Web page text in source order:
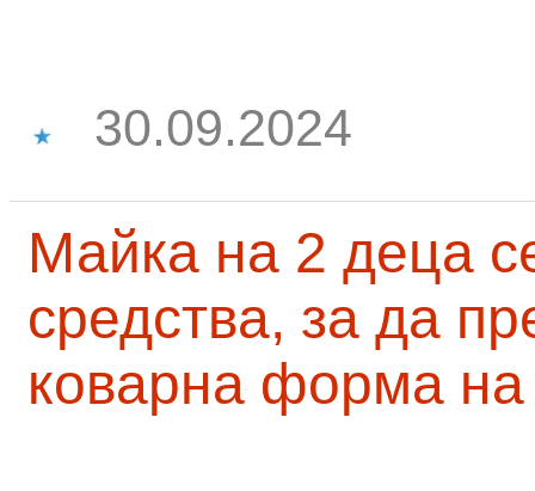
30.09.2024
Майка на 2 деца
средства, за да
коварна форма на